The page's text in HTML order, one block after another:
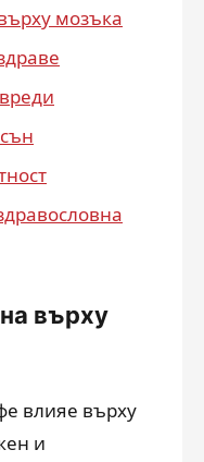
мозъка
върху
влияе върху
и